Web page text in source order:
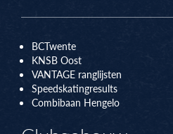
BCTwente
KNSB Oost
VANTAGE ranglijsten
Speedskatingresults
Combibaan Hengelo